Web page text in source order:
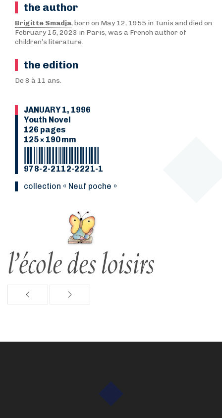
the author
Brigitte Smadja, born on May 12, 1955 in Tunis and died on
February 15, 2023 in Paris, was a French author of
children’s literature.
the edition
De 8 à 11 ans.
JANUARY 1, 1996
Youth Novel
126 pages
125 × 190 mm
978-2-2112-2221-1
collection « Neuf poche »